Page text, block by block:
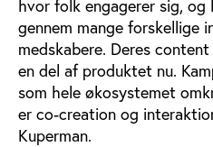
hvor folk engagerer sig,
gennem mange forskellige
medskabere. Deres
en del af produktet nu.
som hele økosystemet
er co-creation og
Kuperman.